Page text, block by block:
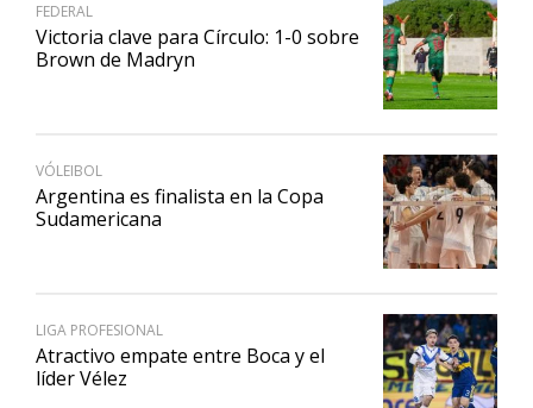
FEDERAL
Victoria clave para Círculo: 1-0 sobre
Brown de Madryn
VÓLEIBOL
Argentina es finalista en la Copa
Sudamericana
LIGA PROFESIONAL
Atractivo empate entre Boca y el
líder Vélez